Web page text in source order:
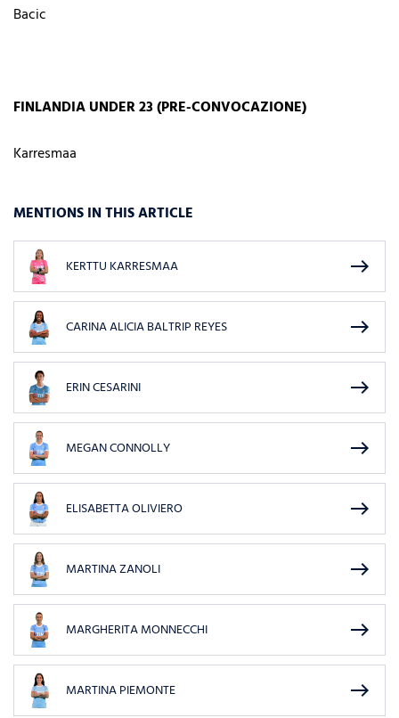
Bacic
FINLANDIA UNDER 23 (PRE-CONVOCAZIONE)
Karresmaa
MENTIONS IN THIS ARTICLE
KERTTU KARRESMAA east
CARINA ALICIA BALTRIP REYES east
ERIN CESARINI east
MEGAN CONNOLLY east
ELISABETTA OLIVIERO east
MARTINA ZANOLI east
MARGHERITA MONNECCHI east
MARTINA PIEMONTE east